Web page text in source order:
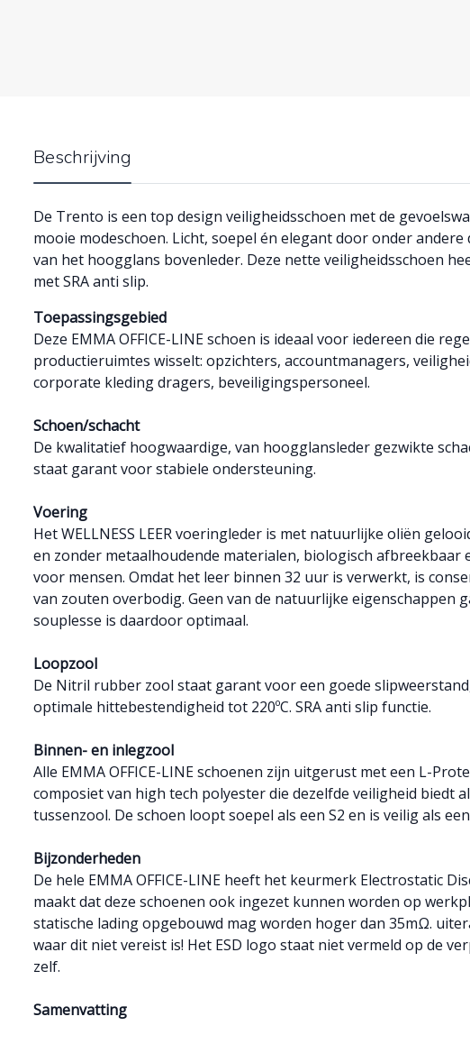
Beschrijving
De Trento is een top design veiligheidsschoen met de
mooie modeschoen. Licht, soepel én elegant door onder
van het hoogglans bovenleder. Deze nette veiligheidsschoen
met SRA anti slip.
Toepassingsgebied
Deze EMMA OFFICE-LINE schoen is ideaal voor iedereen die
productieruimtes wisselt: opzichters, accountmanagers,
corporate kleding dragers, beveiligingspersoneel.
Schoen/schacht
De kwalitatief hoogwaardige, van hoogglansleder gezwikte
staat garant voor stabiele ondersteuning.
Voering
Het WELLNESS LEER voeringleder is met natuurlijke oliën
en zonder metaalhoudende materialen, biologisch afbreekbaar
voor mensen. Omdat het leer binnen 32 uur is verwerkt, is
van zouten overbodig. Geen van de natuurlijke eigenschappen
souplesse is daardoor optimaal.
Loopzool
De Nitril rubber zool staat garant voor een goede
optimale hittebestendigheid tot 220ºC. SRA anti slip functie.
Binnen- en inlegzool
Alle EMMA OFFICE-LINE schoenen zijn uitgerust met een L-
composiet van high tech polyester die dezelfde veiligheid biedt
tussenzool. De schoen loopt soepel als een S2 en is veilig als een
Bijzonderheden
De hele EMMA OFFICE-LINE heeft het keurmerk Electrostatic
maakt dat deze schoenen ook ingezet kunnen worden op
statische lading opgebouwd mag worden hoger dan 35mΩ.
waar dit niet vereist is! Het ESD logo staat niet vermeld op de
zelf.
Samenvatting